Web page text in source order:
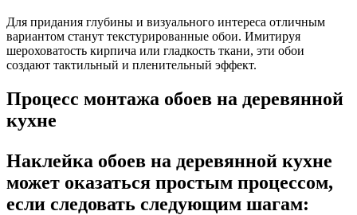
Для придания глубины и визуального интереса отличным
вариантом станут текстурированные обои. Имитируя
шероховатость кирпича или гладкость ткани, эти обои
создают тактильный и пленительный эффект.
Процесс монтажа обоев на деревянной
кухне
Наклейка обоев на деревянной кухне
может оказаться простым процессом,
если следовать следующим шагам: